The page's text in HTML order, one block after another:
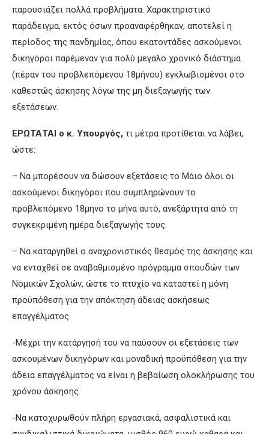
παρουσιάζει πολλά προβλήματα. Χαρακτηριστικό
παράδειγμα, εκτός όσων προαναφέρθηκαν, αποτελεί η
περίοδος της πανδημίας, όπου εκατοντάδες ασκούμενοι
δικηγόροι παρέμεναν για πολύ μεγάλο χρονικό διάστημα
(πέραν του προβλεπόμενου 18μήνου) εγκλωβισμένοι στο
καθεστώς άσκησης λόγω της μη διεξαγωγής των
εξετάσεων.
ΕΡΩΤΑΤΑΙ ο κ. Υπουργός, τι μέτρα προτίθεται να λάβει,
ώστε:
– Να μπορέσουν να δώσουν εξετάσεις το Μάιο όλοι οι
ασκούμενοι δικηγόροι που συμπληρώνουν το
προβλεπόμενο 18μηνο το μήνα αυτό, ανεξάρτητα από τη
συγκεκριμένη ημέρα διεξαγωγής τους.
– Να καταργηθεί ο αναχρονιστικός θεσμός της άσκησης και
να ενταχθεί σε αναβαθμισμένο πρόγραμμα σπουδών των
Νομικών Σχολών, ώστε το πτυχίο να καταστεί η μόνη
προϋπόθεση για την απόκτηση άδειας ασκήσεως
επαγγέλματος.
-Μέχρι την κατάργησή του να παύσουν οι εξετάσεις των
ασκουμένων δικηγόρων και μοναδική προϋπόθεση για την
άδεια επαγγέλματος να είναι η βεβαίωση ολοκλήρωσης του
χρόνου άσκησης.
-Να κατοχυρωθούν πλήρη εργασιακά, ασφαλιστικά και